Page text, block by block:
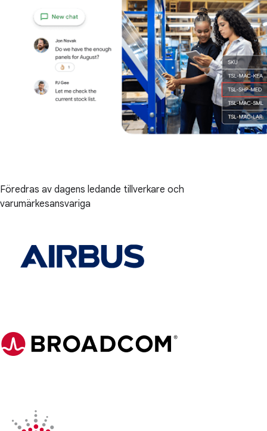
Föredras av dagens ledande tillverkare och
varumärkesansvariga